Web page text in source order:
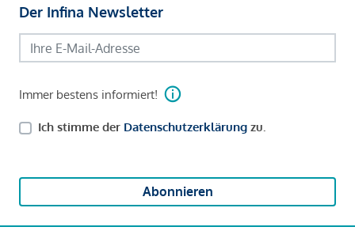
Der Infina Newsletter
Immer bestens informiert!
Ich stimme der Datenschutzerklärung zu.
Abonnieren